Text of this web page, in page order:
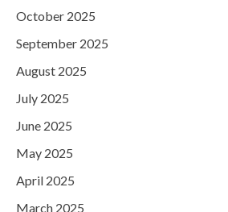
October 2025
September 2025
August 2025
July 2025
June 2025
May 2025
April 2025
March 2025